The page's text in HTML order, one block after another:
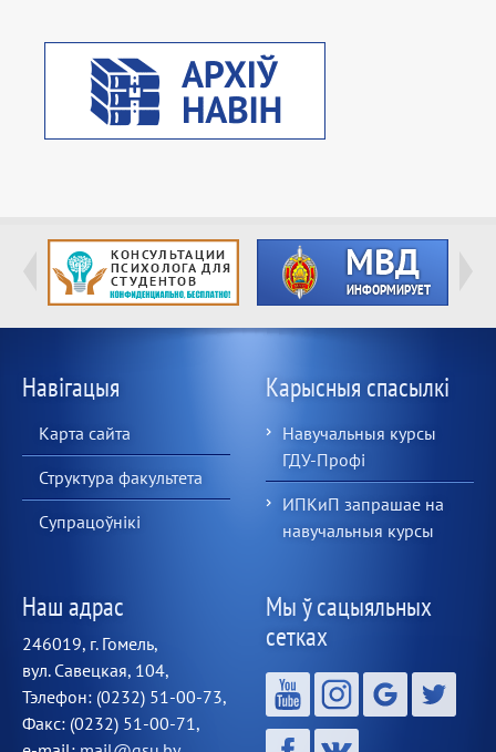
Навігацыя
Карта сайта
Структура факультета
Супрацоўнікі
Карысныя спасылкі
Навучальныя курсы
ГДУ-Профі
ИПКиП запрашае на
навучальныя курсы
Наш адрас
246019, г. Гомель,
вул. Савецкая, 104,
Тэлефон: (0232) 51-00-73,
Факс: (0232) 51-00-71,
Мы ў сацыяльных
сетках